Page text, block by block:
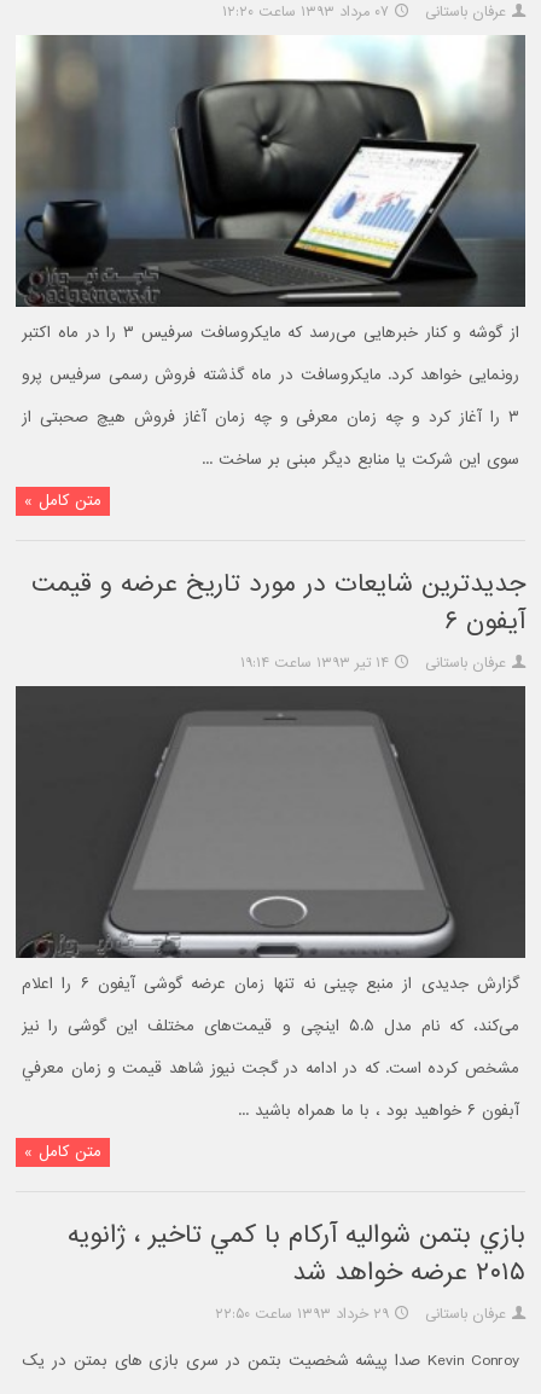
عرفان باستانی ۰۷ مرداد ۱۳۹۳ ساعت ۱۲:۲۰
از گوشه و کنار خبرهایی می‌رسد که مایکروسافت سرفیس ۳ را در ماه اکتبر
رونمایی خواهد کرد. مایکروسافت در ماه گذشته فروش رسمی سرفیس پرو
۳ را آغاز کرد و چه زمان معرفی و چه زمان آغاز فروش هیچ صحبتی از
سوی این شرکت یا منابع دیگر مبنی بر ساخت ...
متن کامل »
جديدترين شايعات در مورد تاريخ عرضه و قيمت
آيفون ۶
عرفان باستانی ۱۴ تیر ۱۳۹۳ ساعت ۱۹:۱۴
گزارش جدیدی از منبع چینی نه تنها زمان عرضه گوشی آیفون ۶ را اعلام
می‌کند، که نام مدل ۵.۵ اینچی و قیمت‌های مختلف این گوشی را نیز
مشخص کرده است. که در ادامه در گجت نيوز شاهد قيمت و زمان معرفي
آبفون ۶ خواهيد بود ، با ما همراه باشيد ...
متن کامل »
بازي بتمن شواليه آرکام با کمي تاخير ، ژانويه
۲۰۱۵ عرضه خواهد شد
عرفان باستانی ۲۹ خرداد ۱۳۹۳ ساعت ۲۲:۵۰
Kevin Conroy صدا پیشه شخصیت بتمن در سری بازی های بمتن در یک